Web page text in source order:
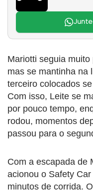
Mariotti seguia
mas se mantinha na
terceiro colocados
Com isso, Leite se
por pouco tempo,
rodou, momentos
passou para o
Com a escapada de
acionou o Safety
minutos de corrida.